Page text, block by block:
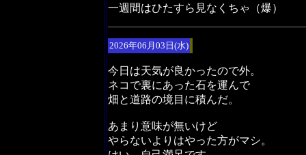
一週間はひたすら見なくちゃ（爆）
2026年06月03日(水)
今日は天気が良かったので外。
ネコで裏にあった石を運んで
畑と道路の境目に積んだ。
あまり意味が無いけど
やらないよりはやった方がマシ。